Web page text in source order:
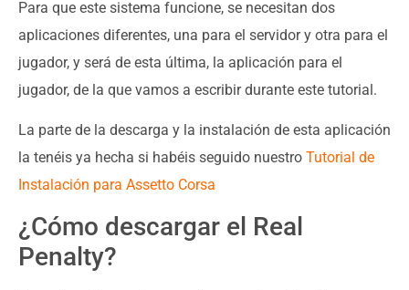
Para que este sistema funcione, se necesitan dos
aplicaciones diferentes, una para el servidor y otra para el
jugador, y será de esta última, la aplicación para el
jugador, de la que vamos a escribir durante este tutorial.
La parte de la descarga y la instalación de esta aplicación
la tenéis ya hecha si habéis seguido nuestro Tutorial de
Instalación para Assetto Corsa
¿Cómo descargar el Real
Penalty?